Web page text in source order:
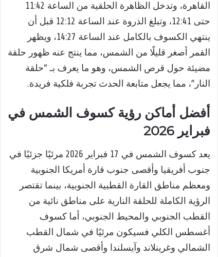
القاهرة، وتدخل الظاهرة الحلقية من الساعة 11:42
حتى 12:41، وتبلغ الذروة عند الساعة 12:12 قبل أن
ينتهي الكسوف بالكامل عند الساعة 14:27، ويظهر
القمر أصغر قليلًا من الشمس، مما ينتج عنه ظهور حلقة
مضيئة حول قرص الشمس، وهو ما يعرف بـ “حلقة
النار”، مما يجعل متابعة الحدث تجربة فلكية فريدة.
أفضل أماكن رؤية كسوف الشمس في
فبراير 2026
يعد كسوف الشمس في 17 فبراير 2026 مرئيًا جزئيًا في
جنوب أفريقيا وأقصى جنوب قارة أمريكا الجنوبية
ومعظم مناطق القارة القطبية الجنوبية، بينما تقتصر
الرؤية الكاملة للحلقة النارية على مناطق نائية من
القطب الجنوبي والمحيط الجنوبي، أما كسوف
أغسطس الكلي فسيكون مرئيًا في شمال القطب
الشمالي وغرينلاند وآيسلندا وأقصى شمال شرق